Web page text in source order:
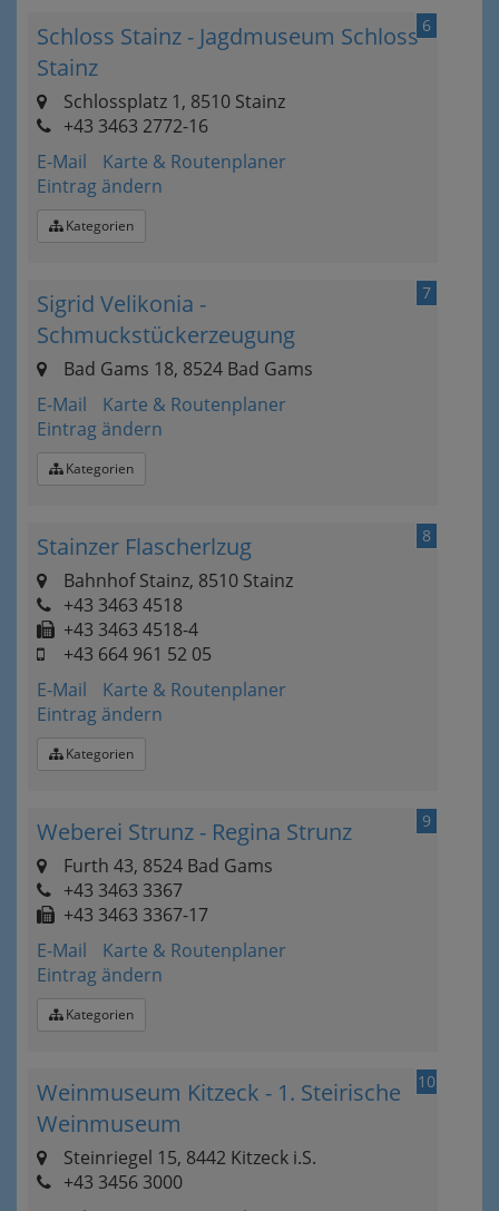
6
Schloss Stainz - Jagdmuseum Schloss
Stainz
Schlossplatz 1, 8510 Stainz
+43 3463 2772-16
E-Mail
Karte & Routenplaner
Eintrag ändern
Kategorien
7
Sigrid Velikonia -
Schmuckstückerzeugung
Bad Gams 18, 8524 Bad Gams
E-Mail
Karte & Routenplaner
Eintrag ändern
Kategorien
8
Stainzer Flascherlzug
Bahnhof Stainz, 8510 Stainz
+43 3463 4518
+43 3463 4518-4
+43 664 961 52 05
E-Mail
Karte & Routenplaner
Eintrag ändern
Kategorien
9
Weberei Strunz - Regina Strunz
Furth 43, 8524 Bad Gams
+43 3463 3367
+43 3463 3367-17
E-Mail
Karte & Routenplaner
Eintrag ändern
Kategorien
10
Weinmuseum Kitzeck - 1. Steirische
Weinmuseum
Steinriegel 15, 8442 Kitzeck i.S.
+43 3456 3000